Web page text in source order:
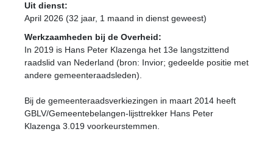
Uit dienst:
April 2026 (32 jaar, 1 maand in dienst geweest)
Werkzaamheden bij de Overheid:
In 2019 is Hans Peter Klazenga het 13e langstzittend
raadslid van Nederland (bron: Invior; gedeelde positie met
andere gemeenteraadsleden).
Bij de gemeenteraadsverkiezingen in maart 2014 heeft
GBLV/Gemeentebelangen-lijsttrekker Hans Peter
Klazenga 3.019 voorkeurstemmen.